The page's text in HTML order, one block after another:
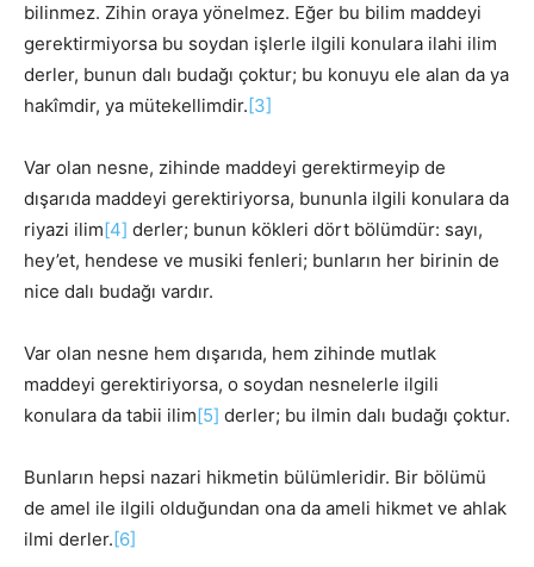
bilinmez. Zihin oraya yönelmez. Eğer bu bilim maddeyi
gerektirmiyorsa bu soydan işlerle ilgili konulara ilahi ilim
derler, bunun dalı budağı çoktur; bu konuyu ele alan da ya
hakîmdir, ya mütekellimdir. [3]
Var olan nesne, zihinde maddeyi gerektirmeyip de
dışarıda maddeyi gerektiriyorsa, bununla ilgili konulara da
riyazi ilim[4] derler; bunun kökleri dört bölümdür: sayı,
hey’et, hendese ve musiki fenleri; bunların her birinin de
nice dalı budağı vardır.
Var olan nesne hem dışarıda, hem zihinde mutlak
maddeyi gerektiriyorsa, o soydan nesnelerle ilgili
konulara da tabii ilim[5] derler; bu ilmin dalı budağı çoktur.
Bunların hepsi nazari hikmetin bülümleridir. Bir bölümü
de amel ile ilgili olduğundan ona da ameli hikmet ve ahlak
ilmi derler. [6]